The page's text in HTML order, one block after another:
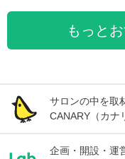
もっと
サロンの中を取
CANARY（カナ
企画・開設・運